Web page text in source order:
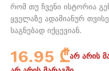
რომ თუ ჩვენი ისტორია
ყველაზე ადამიანურ
საგნებად იქცევიან.
16.95 ₾არ არის